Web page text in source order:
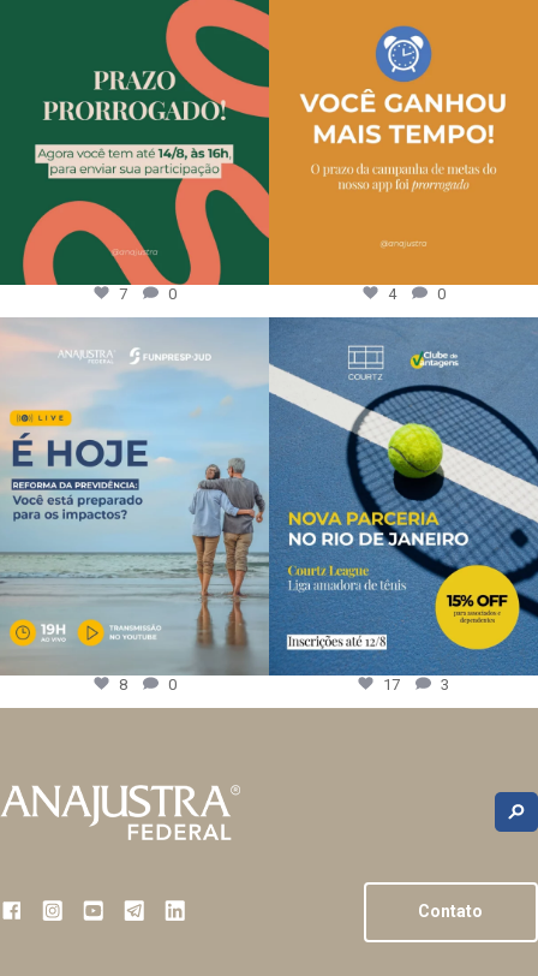
7 0 4 0
8 0 17 3
Contato